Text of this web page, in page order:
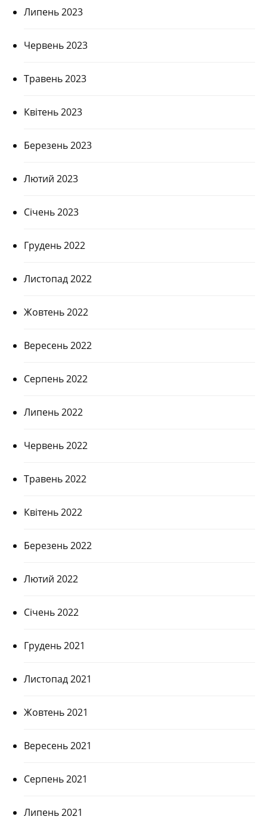
Липень 2023
Червень 2023
Травень 2023
Квітень 2023
Березень 2023
Лютий 2023
Січень 2023
Грудень 2022
Листопад 2022
Жовтень 2022
Вересень 2022
Серпень 2022
Липень 2022
Червень 2022
Травень 2022
Квітень 2022
Березень 2022
Лютий 2022
Січень 2022
Грудень 2021
Листопад 2021
Жовтень 2021
Вересень 2021
Серпень 2021
Липень 2021